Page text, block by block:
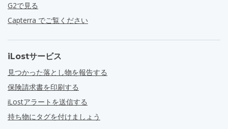
G2で見る
Capterra でご覧ください
iLostサービス
見つかった落とし物を報告する
保険請求書を印刷する
iLostアラートを送信する
持ち物にタグを付けましょう